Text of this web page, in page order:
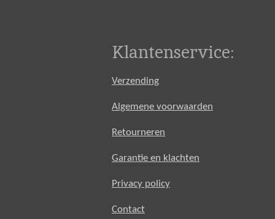
Klantenservice:
Verzending
Algemene voorwaarden
Retourneren
Garantie en klachten
Privacy policy
Contact